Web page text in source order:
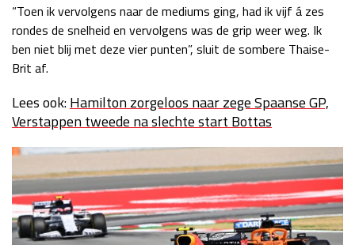
Kwalificatie
za 19:00 - 20:00
Race
“Toen ik vervolgens naar de mediums ging, had ik vijf á zes
rondes de snelheid en vervolgens was de grip weer weg. Ik
ben niet blij met deze vier punten”, sluit de sombere Thaise-
Brit af.
Lees ook:Hamilton zorgeloos naar zege Spaanse GP,
Verstappen tweede na slechte start Bottas